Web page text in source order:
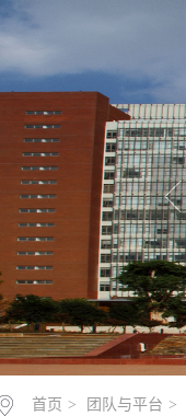
首页 > 团队与平台 >